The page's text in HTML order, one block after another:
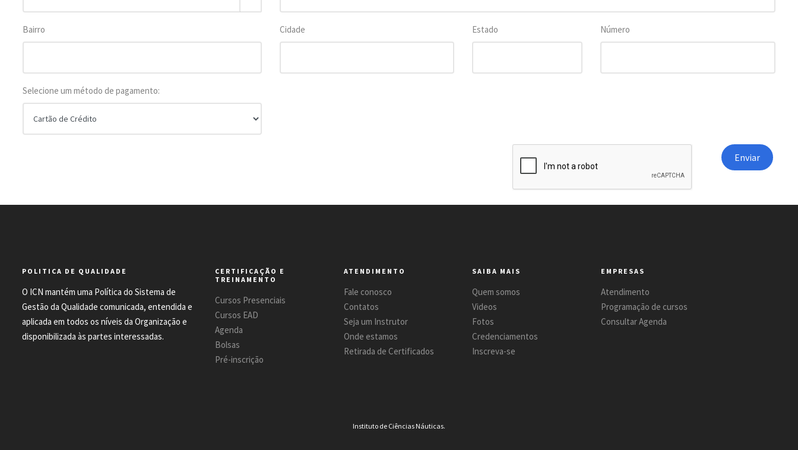
Bairro Cidade Estado Número
Selecione um método de pagamento:
POLITICA DE QUALIDADE
O ICN mantém uma Política do Sistema de
Gestão da Qualidade comunicada, entendida e
aplicada em todos os níveis da Organização e
disponibilizada às partes interessadas.
CERTIFICAÇÃO E
TREINAMENTO
Cursos Presenciais
Cursos EAD
Agenda
Bolsas
Pré-inscrição
ATENDIMENTO
Fale conosco
Contatos
Seja um Instrutor
Onde estamos
Retirada de Certificados
SAIBA MAIS
Quem somos
Videos
Fotos
Credenciamentos
Inscreva-se
EMPRESAS
Atendimento
Programação de cursos
Consultar Agenda
Instituto de Ciências Náuticas.